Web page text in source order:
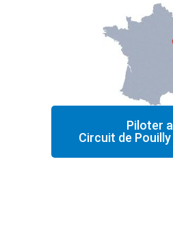
Piloter
Circuit de